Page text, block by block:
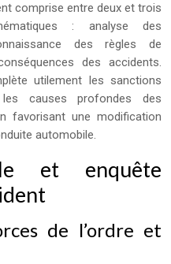
comprise entre deux et trois
: analyse des
des règles de
des accidents.
utilement les sanctions
causes profondes des
favorisant une modification
automobile.
et enquête
de l’ordre et